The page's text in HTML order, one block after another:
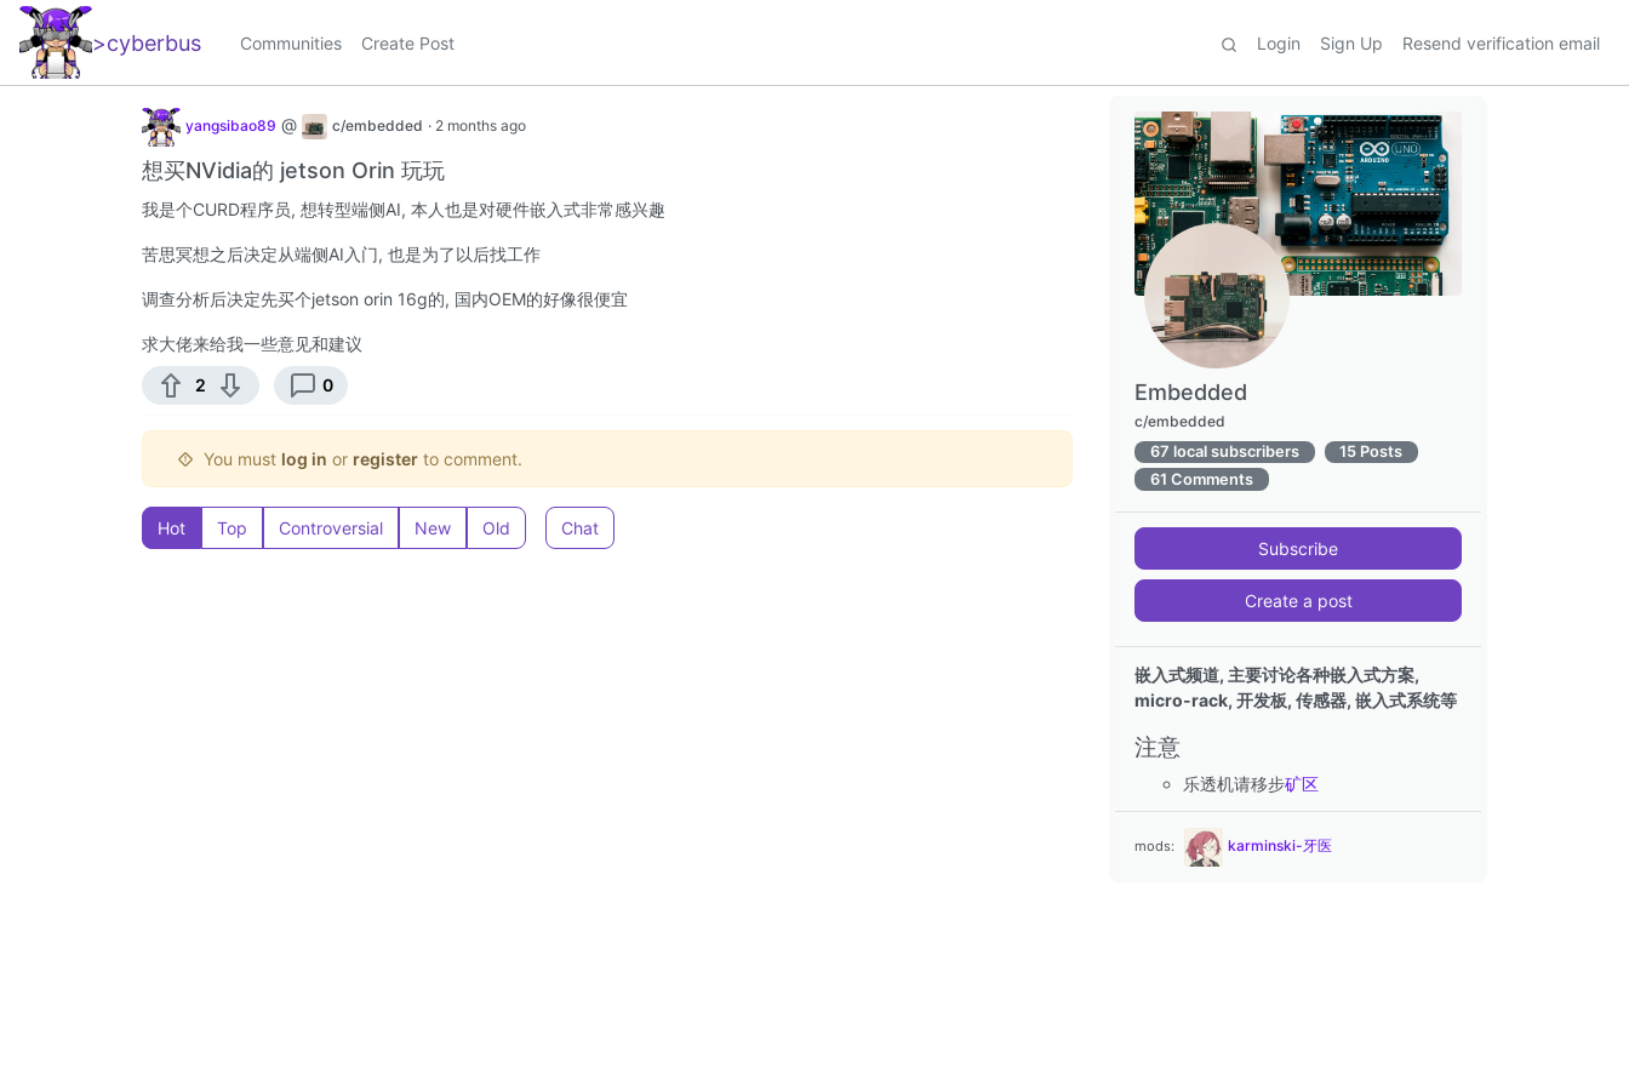
>cyberbus Communities Create Post Login Sign Up Resend verification email
yangsibao89 @ c/embedded · 2 months ago
想买NVidia的 jetson Orin 玩玩
我是个CURD程序员, 想转型端侧AI, 本人也是对硬件嵌入式非常感兴趣
苦思冥想之后决定从端侧AI入门, 也是为了以后找工作
调查分析后决定先买个jetson orin 16g的, 国内OEM的好像很便宜
求大佬来给我一些意见和建议
2
0
You must log in or register to comment.
Hot Top Controversial New Old Chat
Embedded
c/embedded
67 local subscribers
15 Posts
61 Comments
Subscribe
Create a post
嵌入式频道, 主要讨论各种嵌入式方案,
micro-rack, 开发板, 传感器, 嵌入式系统等
注意
乐透机请移步矿区
mods: karminski-牙医